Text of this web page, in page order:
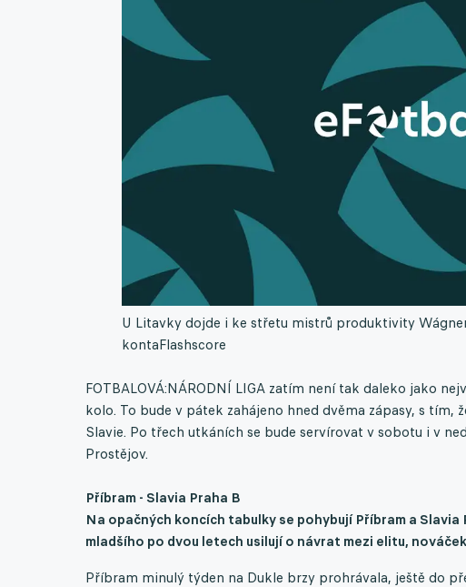
U Litavky dojde i ke střetu mistrů produktivity
kontaFlashscore
FOTBALOVÁ:NÁRODNÍ LIGA zatím není tak daleko jako
kolo. To bude v pátek zahájeno hned dvěma zápasy, s
Slavie. Po třech utkáních se bude servírovat v sobotu i v
Prostějov.
Příbram - Slavia Praha B
Na opačných koncích tabulky se pohybují Příbram a
mladšího po dvou letech usilují o návrat mezi elitu,
Příbram minulý týden na Dukle brzy prohrávala, ještě do